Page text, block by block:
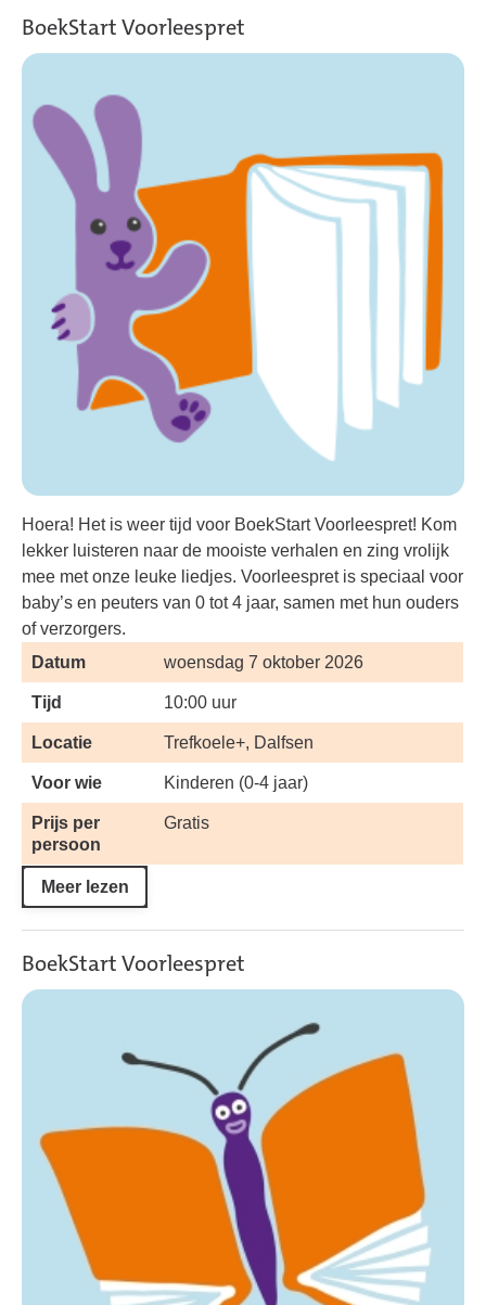
BoekStart Voorleespret
Hoera! Het is weer tijd voor BoekStart Voorleespret! Kom
lekker luisteren naar de mooiste verhalen en zing vrolijk
mee met onze leuke liedjes. Voorleespret is speciaal voor
baby’s en peuters van 0 tot 4 jaar, samen met hun ouders
of verzorgers.
Datum
woensdag 7 oktober 2026
Tijd 10:00 uur
Locatie Trefkoele+, Dalfsen
Voor wie Kinderen (0-4 jaar)
Prijs per
persoon
Gratis
Meer lezen
BoekStart Voorleespret